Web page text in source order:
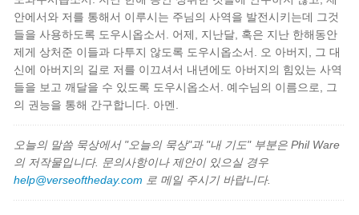
안에서와 저를 통해서 이루시는 주님의 사역을 발전시키는데 그것
들을 사용하도록 도우시옵소서. 어제, 지난달, 혹은 지난 한해동안
제게 상처준 이들과 다투지 않도록 도우시옵소서. 오 아버지, 그 대
신에 아버지의 길로 저를 이끄셔서 내년에도 아버지의 힘있는 사역
들을 보고 깨달을 수 있도록 도우시옵소서. 예수님의 이름으로, 그
의 권능을 통해 간구합니다. 아멘.
오늘의 말씀 묵상에서 "오늘의 묵상"과 "내 기도" 부분은 Phil Ware
의 저작물입니다. 문의사항이나 제안이 있으실 경우
help@verseoftheday.com 로 메일 주시기 바랍니다.